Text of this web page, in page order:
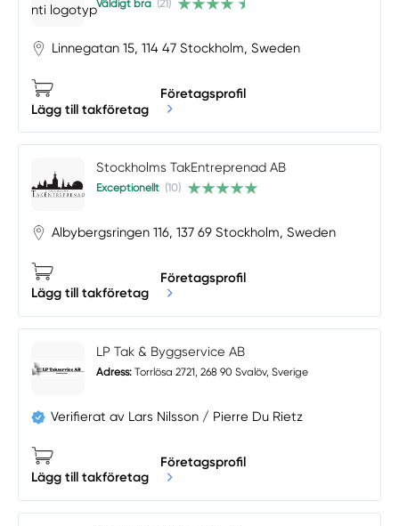
Väldigt bra (21)
Linnegatan 15, 114 47 Stockholm, Sweden
Lägg till takföretag
Företagsprofil
Stockholms TakEntreprenad AB
Exceptionellt (10)
Albybergsringen 116, 137 69 Stockholm, Sweden
Lägg till takföretag
Företagsprofil
LP Tak & Byggservice AB
Adress: Torrlösa 2721, 268 90 Svalöv, Sverige
Verifierat av Lars Nilsson / Pierre Du Rietz
Lägg till takföretag
Företagsprofil